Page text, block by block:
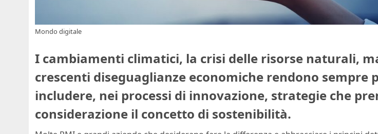
Mondo digitale
I cambiamenti climatici, la crisi delle risorse naturali,
crescenti diseguaglianze economiche rendono sempre
includere, nei processi di innovazione, strategie che
considerazione il concetto di sostenibilità.